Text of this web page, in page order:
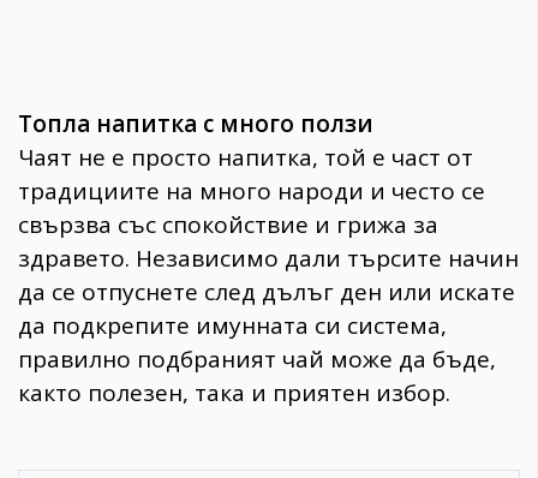
Топла напитка с много ползи
Чаят не е просто напитка, той е част от
традициите на много народи и често се
свързва със спокойствие и грижа за
здравето. Независимо дали търсите начин
да се отпуснете след дълъг ден или искате
да подкрепите имунната си система,
правилно подбраният чай може да бъде,
както полезен, така и приятен избор.